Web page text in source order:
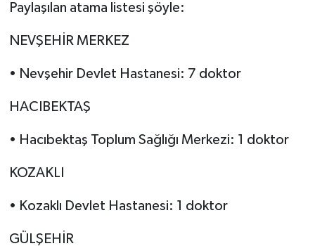
Paylaşılan atama listesi şöyle:
NEVŞEHİR MERKEZ
• Nevşehir Devlet Hastanesi: 7 doktor
HACIBEKTAŞ
• Hacıbektaş Toplum Sağlığı Merkezi: 1 doktor
KOZAKLI
• Kozaklı Devlet Hastanesi: 1 doktor
GÜLŞEHİR